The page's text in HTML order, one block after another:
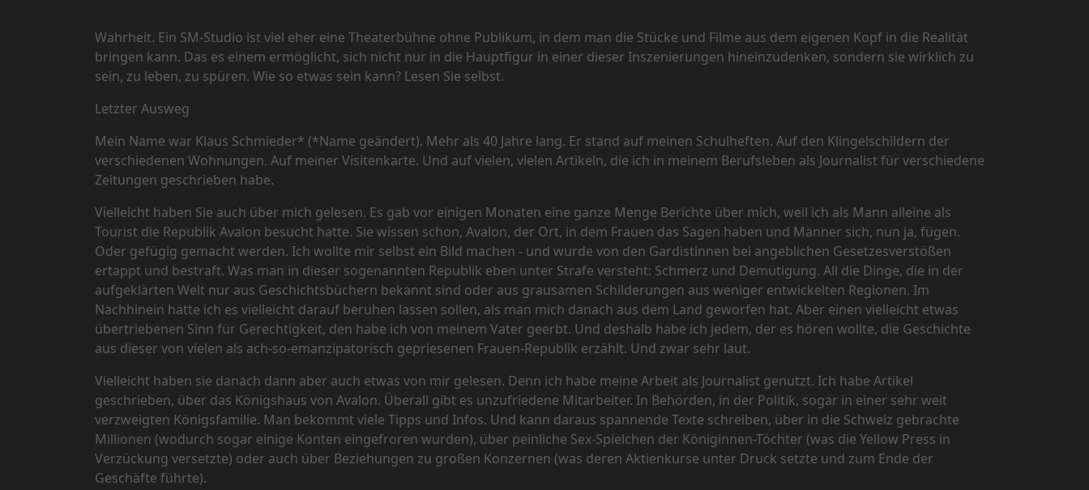
Wahrheit. Ein SM-Studio ist viel eher eine Theaterbühne ohne Publikum, in dem man die Stücke und Filme aus dem eigenen Kopf in die Realität
bringen kann. Das es einem ermöglicht, sich nicht nur in die Hauptfigur in einer dieser Inszenierungen hineinzudenken, sondern sie wirklich zu
sein, zu leben, zu spüren. Wie so etwas sein kann? Lesen Sie selbst.
Letzter Ausweg
Mein Name war Klaus Schmieder* (*Name geändert). Mehr als 40 Jahre lang. Er stand auf meinen Schulheften. Auf den Klingelschildern der
verschiedenen Wohnungen. Auf meiner Visitenkarte. Und auf vielen, vielen Artikeln, die ich in meinem Berufsleben als Journalist für verschiedene
Zeitungen geschrieben habe.
Vielleicht haben Sie auch über mich gelesen. Es gab vor einigen Monaten eine ganze Menge Berichte über mich, weil ich als Mann alleine als
Tourist die Republik Avalon besucht hatte. Sie wissen schon, Avalon, der Ort, in dem Frauen das Sagen haben und Männer sich, nun ja, fügen.
Oder gefügig gemacht werden. Ich wollte mir selbst ein Bild machen - und wurde von den Gardistinnen bei angeblichen Gesetzesverstößen
ertappt und bestraft. Was man in dieser sogenannten Republik eben unter Strafe versteht: Schmerz und Demütigung. All die Dinge, die in der
aufgeklärten Welt nur aus Geschichtsbüchern bekannt sind oder aus grausamen Schilderungen aus weniger entwickelten Regionen. Im
Nachhinein hätte ich es vielleicht darauf beruhen lassen sollen, als man mich danach aus dem Land geworfen hat. Aber einen vielleicht etwas
übertriebenen Sinn für Gerechtigkeit, den habe ich von meinem Vater geerbt. Und deshalb habe ich jedem, der es hören wollte, die Geschichte
aus dieser von vielen als ach-so-emanzipatorisch gepriesenen Frauen-Republik erzählt. Und zwar sehr laut.
Vielleicht haben sie danach dann aber auch etwas von mir gelesen. Denn ich habe meine Arbeit als Journalist genutzt. Ich habe Artikel
geschrieben, über das Königshaus von Avalon. Überall gibt es unzufriedene Mitarbeiter. In Behörden, in der Politik, sogar in einer sehr weit
verzweigten Königsfamilie. Man bekommt viele Tipps und Infos. Und kann daraus spannende Texte schreiben, über in die Schweiz gebrachte
Millionen (wodurch sogar einige Konten eingefroren wurden), über peinliche Sex-Spielchen der Königinnen-Töchter (was die Yellow Press in
Verzückung versetzte) oder auch über Beziehungen zu großen Konzernen (was deren Aktienkurse unter Druck setzte und zum Ende der
Geschäfte führte).